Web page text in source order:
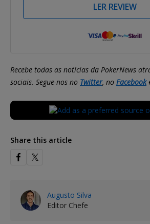
LER REVIEW
Recebe todas as notícias da PokerNews
sociais. Segue-nos no Twitter, no Facebook
Share this article
Augusto Silva
Editor Chefe